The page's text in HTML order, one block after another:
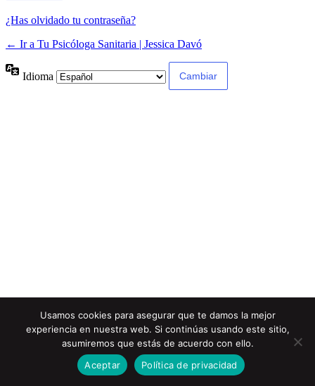
¿Has olvidado tu contraseña?
← Ir a Tu Psicóloga Sanitaria | Jessica Davó
Idioma
Usamos cookies para asegurar que te damos la mejor
experiencia en nuestra web. Si continúas usando este sitio,
asumiremos que estás de acuerdo con ello.
Aceptar
Política de privacidad